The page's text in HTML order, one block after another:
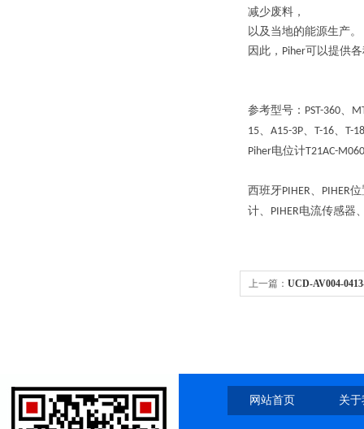
减少废料，
以及当地的能源生产。
因此， Piher可以提供
参考型号： PST-360、
15、 A15-3P、 T-16、 T-18
Piher电位计T21AC-
西班牙PIHER、 PIHER位
计、 PIHER电流传感器
上一篇： UCD-AV004-
网站首页 关